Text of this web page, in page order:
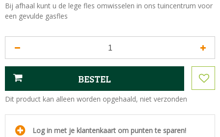
Bij afhaal kunt u de lege fles omwisselen in ons tuincentrum voor
een gevulde gasfles
Dit product kan alleen worden opgehaald, niet verzonden
Log in met je klantenkaart om punten te sparen!